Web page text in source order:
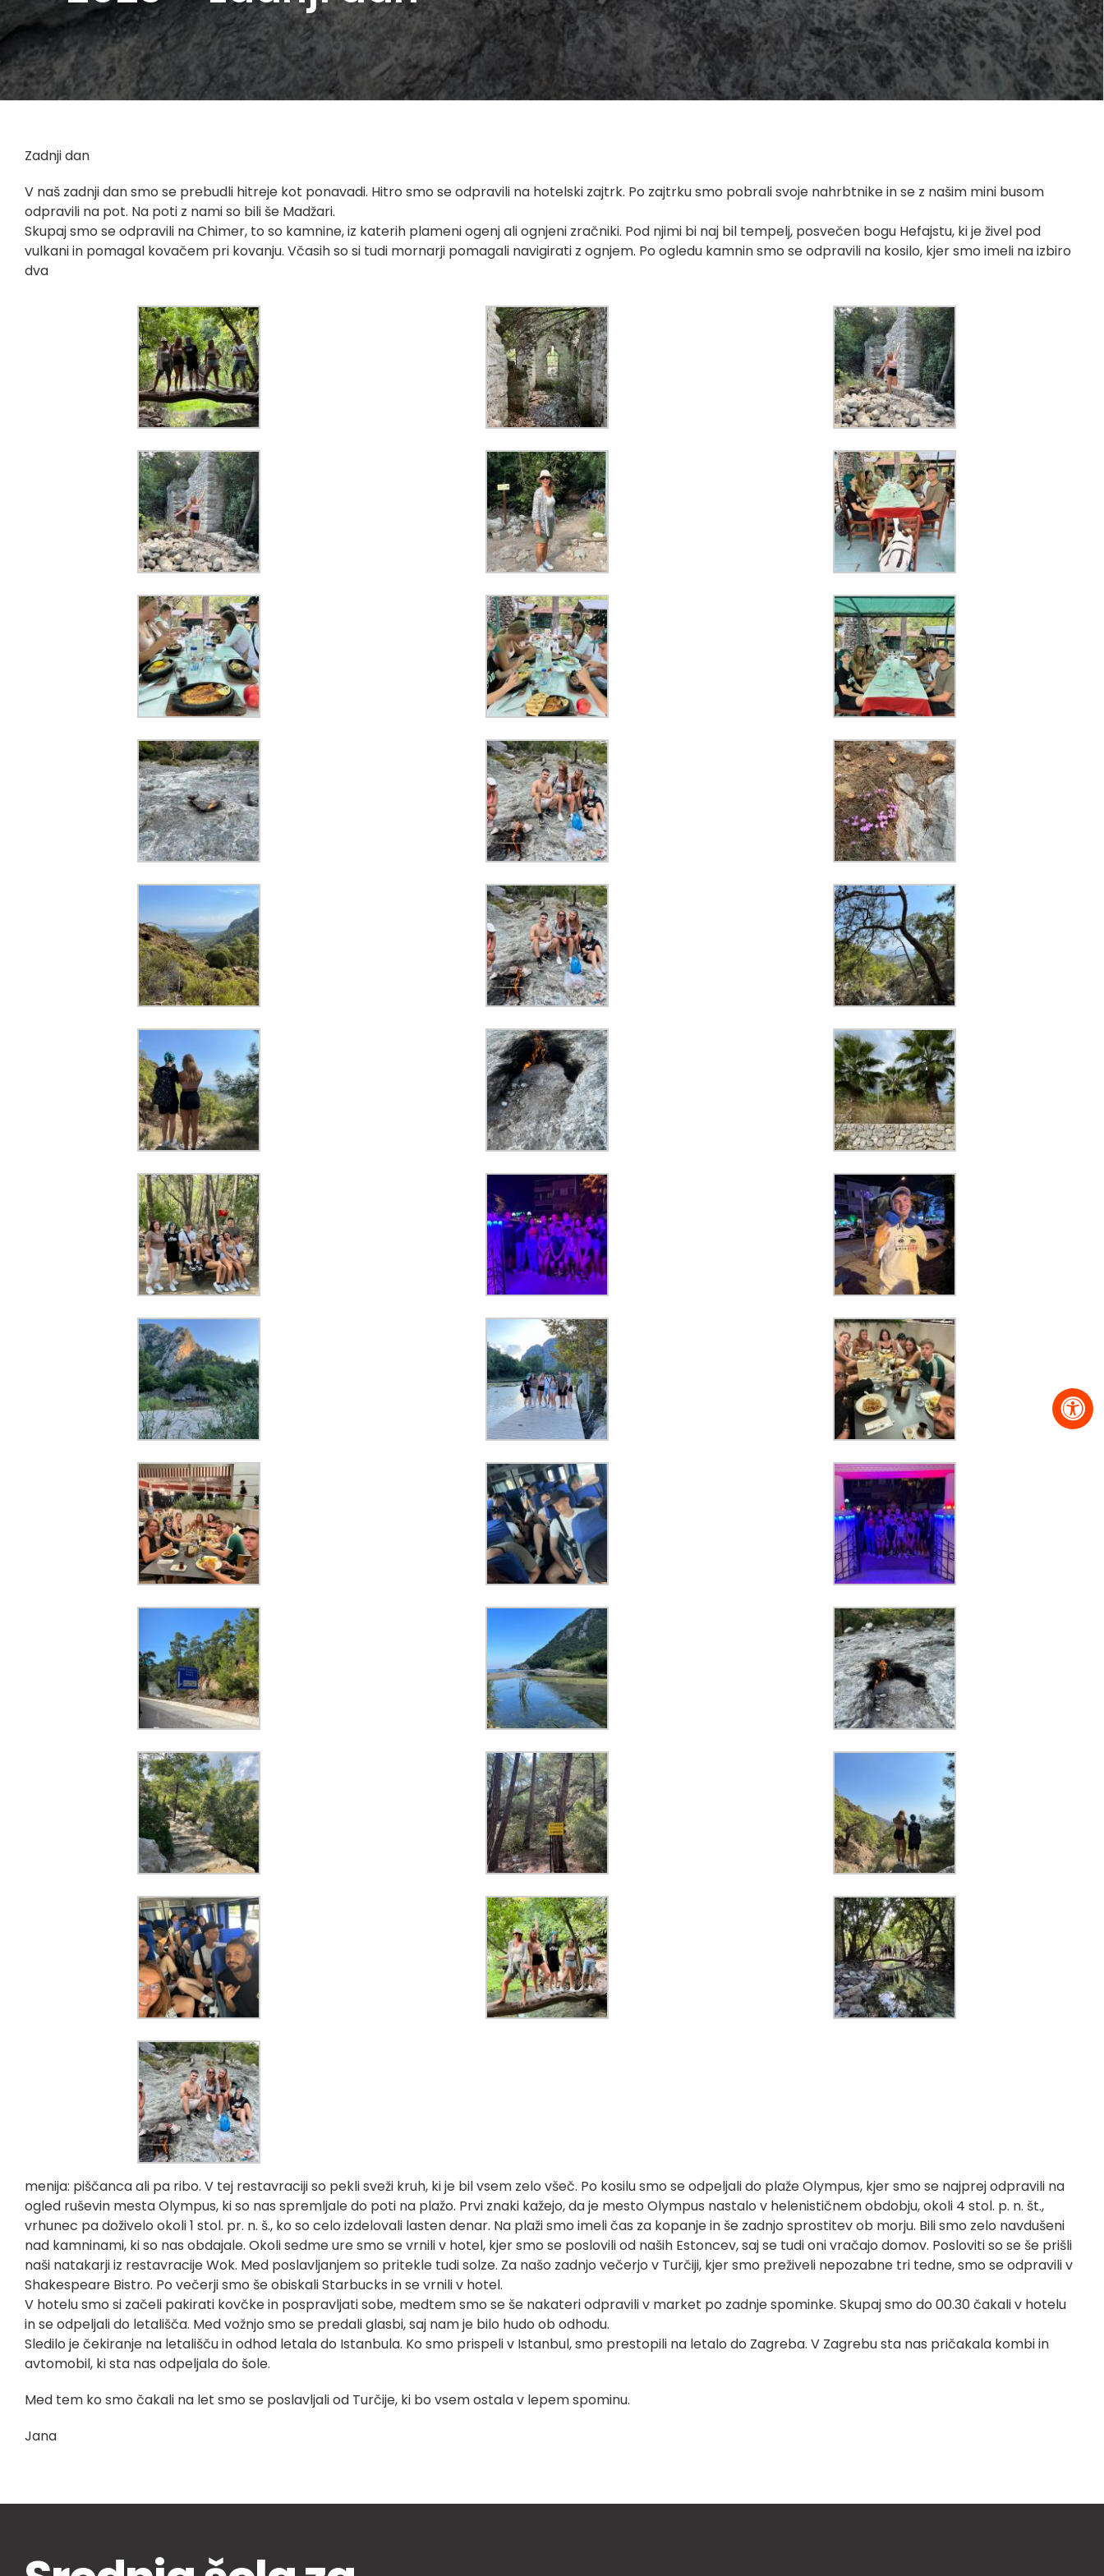
Zadnji dan
V naš zadnji dan smo se prebudli hitreje kot ponavadi. Hitro smo se odpravili na hotelski zajtrk. Po zajtrku smo pobrali svoje nahrbtnike in se z našim mini busom
odpravili na pot. Na poti z nami so bili še Madžari.
Skupaj smo se odpravili na Chimer, to so kamnine, iz katerih plameni ogenj ali ognjeni zračniki. Pod njimi bi naj bil tempelj, posvečen bogu Hefajstu, ki je živel pod
vulkani in pomagal kovačem pri kovanju. Včasih so si tudi mornarji pomagali navigirati z ognjem. Po ogledu kamnin smo se odpravili na kosilo, kjer smo imeli na izbiro
dva
menija: piščanca ali pa ribo. V tej restavraciji so pekli sveži kruh, ki je bil vsem zelo všeč. Po kosilu smo se odpeljali do plaže Olympus, kjer smo se najprej odpravili na
ogled ruševin mesta Olympus, ki so nas spremljale do poti na plažo. Prvi znaki kažejo, da je mesto Olympus nastalo v helenističnem obdobju, okoli 4 stol. p. n. št.,
vrhunec pa doživelo okoli 1 stol. pr. n. š., ko so celo izdelovali lasten denar. Na plaži smo imeli čas za kopanje in še zadnjo sprostitev ob morju. Bili smo zelo navdušeni
nad kamninami, ki so nas obdajale. Okoli sedme ure smo se vrnili v hotel, kjer smo se poslovili od naših Estoncev, saj se tudi oni vračajo domov. Posloviti so se še prišli
naši natakarji iz restavracije Wok. Med poslavljanjem so pritekle tudi solze. Za našo zadnjo večerjo v Turčiji, kjer smo preživeli nepozabne tri tedne, smo se odpravili v
Shakespeare Bistro. Po večerji smo še obiskali Starbucks in se vrnili v hotel.
V hotelu smo si začeli pakirati kovčke in pospravljati sobe, medtem smo se še nakateri odpravili v market po zadnje spominke. Skupaj smo do 00.30 čakali v hotelu
in se odpeljali do letališča. Med vožnjo smo se predali glasbi, saj nam je bilo hudo ob odhodu.
Sledilo je čekiranje na letališču in odhod letala do Istanbula. Ko smo prispeli v Istanbul, smo prestopili na letalo do Zagreba. V Zagrebu sta nas pričakala kombi in
avtomobil, ki sta nas odpeljala do šole.
Med tem ko smo čakali na let smo se poslavljali od Turčije, ki bo vsem ostala v lepem spominu.
Jana